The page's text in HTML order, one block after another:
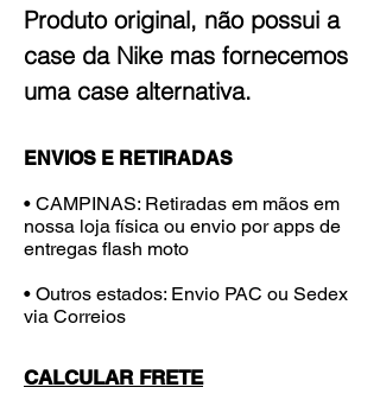
Produto original, não possui a
case da Nike mas fornecemos
uma case alternativa.
ENVIOS E RETIRADAS
• CAMPINAS: Retiradas em mãos em
nossa loja física ou envio por apps de
entregas flash moto
• Outros estados: Envio PAC ou Sedex
via Correios
CALCULAR FRETE